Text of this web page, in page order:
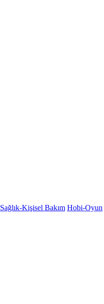
Sağlık-Kişisel Bakım Hobi-Oyun